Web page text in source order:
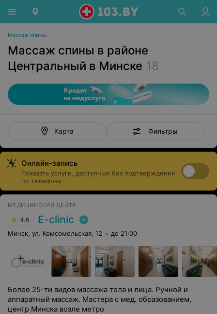
Массаж спины
Массаж спины в районе
Центральный в Минске 18
Карта Фильтры
Онлайн-запись
Показать услуги, доступные без подтверждения
по телефону
МЕДИЦИНСКИЙ ЦЕНТР
4.6 E-clinic
Минск, ул. Комсомольская, 12 до 21:00
Более 25-ти видов массажа тела и лица. Ручной и
аппаратный массаж. Мастера с мед. образованием,
центр Минска возле метро